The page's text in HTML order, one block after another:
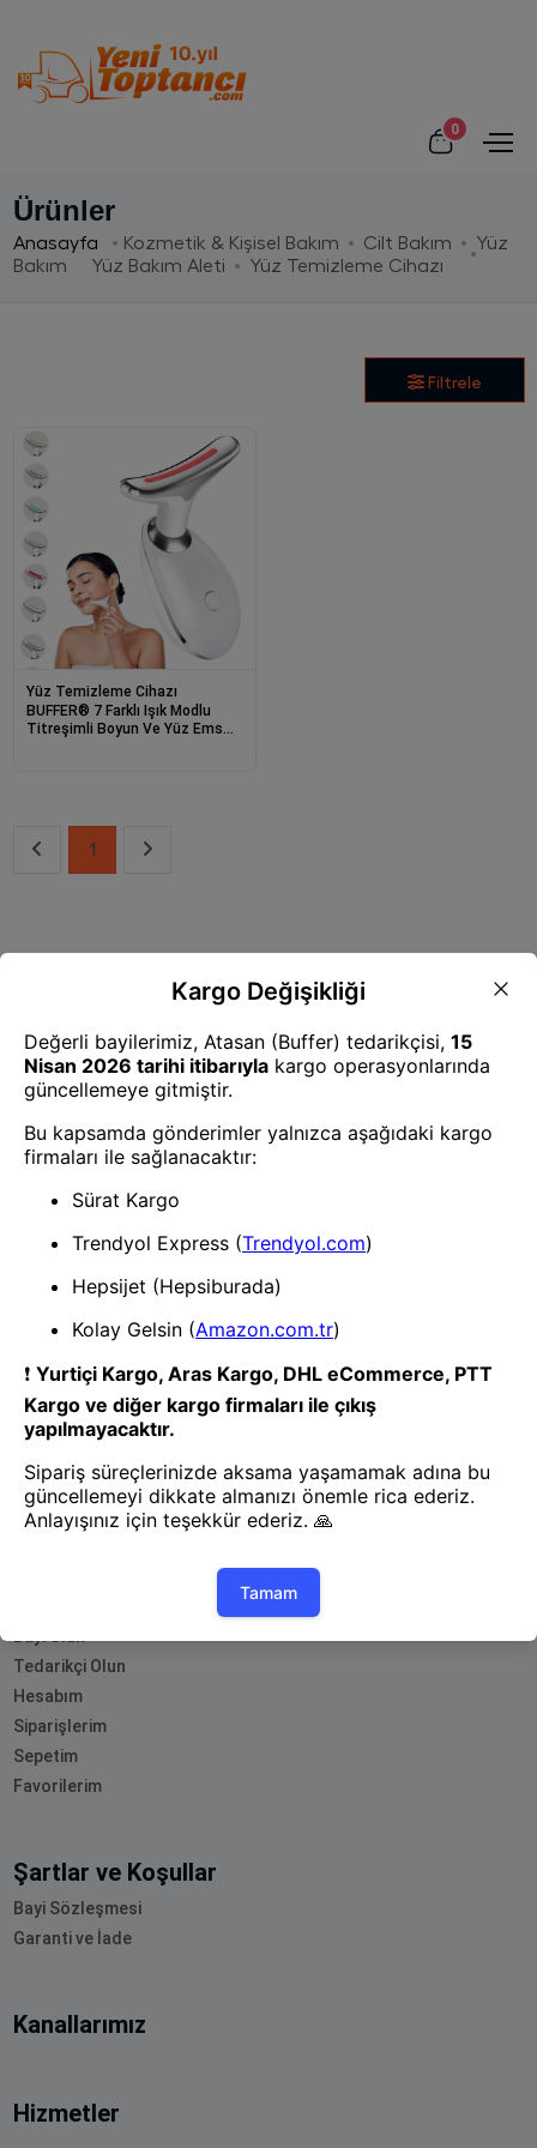
0
Ürünler
Anasayfa Kozmetik & Kişisel Bakım Cilt Bakım
Yüz
Bakım
Yüz Bakım Aleti Yüz Temizleme Cihazı
Filtrele
Yüz Temizleme Cihazı
BUFFER® 7 Farklı Işık Modlu
Titreşimli Boyun Ve Yüz Ems
1
- Yenilik ve hızı keşfedin, işinizi
App Store Google Play
Hakkımızda
Akademi
Bilgi Merkezi
Yete Import
Yol Haritamız
Bayi Olun
Tedarikçi Olun
Hesabım
Siparişlerim
Sepetim
Favorilerim
Şartlar ve Koşullar
Bayi Sözleşmesi
Garanti ve İade
Kanallarımız
Hizmetler